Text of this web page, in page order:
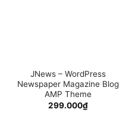
JNews – WordPress
Newspaper Magazine Blog
AMP Theme
299.000₫